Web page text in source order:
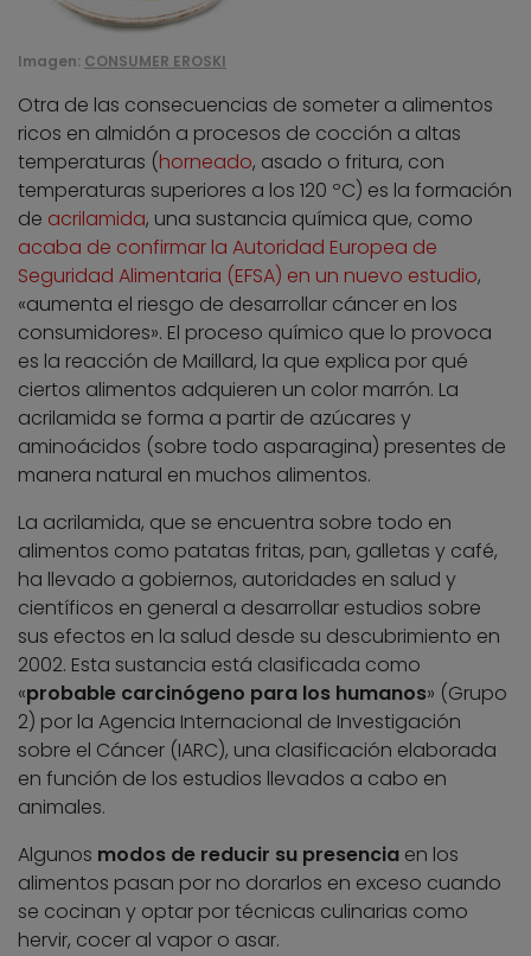
Imagen: CONSUMER EROSKI
Otra de las consecuencias de someter a alimentos
ricos en almidón a procesos de cocción a altas
temperaturas (horneado, asado o fritura, con
temperaturas superiores a los 120 ºC) es la formación
de acrilamida, una sustancia química que, como
acaba de confirmar la Autoridad Europea de
Seguridad Alimentaria (EFSA) en un nuevo estudio,
«aumenta el riesgo de desarrollar cáncer en los
consumidores». El proceso químico que lo provoca
es la reacción de Maillard, la que explica por qué
ciertos alimentos adquieren un color marrón. La
acrilamida se forma a partir de azúcares y
aminoácidos (sobre todo asparagina) presentes de
manera natural en muchos alimentos.
La acrilamida, que se encuentra sobre todo en
alimentos como patatas fritas, pan, galletas y café,
ha llevado a gobiernos, autoridades en salud y
científicos en general a desarrollar estudios sobre
sus efectos en la salud desde su descubrimiento en
2002. Esta sustancia está clasificada como
«probable carcinógeno para los humanos» (Grupo
2) por la Agencia Internacional de Investigación
sobre el Cáncer (IARC), una clasificación elaborada
en función de los estudios llevados a cabo en
animales.
Algunos modos de reducir su presencia en los
alimentos pasan por no dorarlos en exceso cuando
se cocinan y optar por técnicas culinarias como
hervir, cocer al vapor o asar.